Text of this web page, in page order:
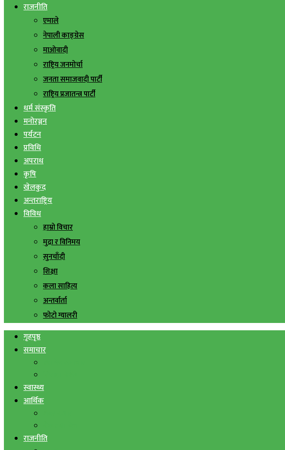
राजनीति
एमाले
नेपाली काङ्ग्रेस
माओवादी
राष्ट्रिय जनमोर्चा
जनता समाजवादी पार्टी
राष्ट्रिय प्रजातन्त्र पार्टी
धर्म संस्कृति
मनोरञ्जन
पर्यटन
प्रविधि
अपराध
कृषि
खेलकुद
अन्तराष्ट्रिय
विविध
हाम्रो विचार
मुद्रा र विनिमय
सुनचाँदी
शिक्षा
कला साहित्य
अन्तर्वार्ता
फोटो ग्यालरी
गृहपृष्ठ
समाचार
स्वास्थ्य
आर्थिक
राजनीति